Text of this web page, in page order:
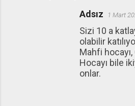
Adsız
1 Mart
Sizi 10 a
olabilir
Mahfi
Hocayı bile
onlar.